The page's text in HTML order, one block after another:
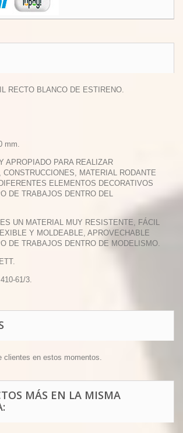
RECTO BLANCO DE ESTIRENO.
mm.
APROPIADO PARA REALIZAR
CONSTRUCCIONES, MATERIAL RODANTE
ELEMENTOS DECORATIVOS
DE TRABAJOS DENTRO DEL
UN MATERIAL MUY RESISTENTE, FÁCIL
Y MOLDEABLE, APROVECHABLE
DE TRABAJOS DENTRO DE MODELISMO.
61/3.
clientes en estos momentos.
MÁS EN LA MISMA